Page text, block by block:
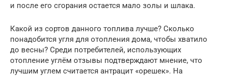
и после его сгорания остается мало золы и шлака.
Какой из сортов данного топлива лучше? Сколько
понадобится угля для отопления дома, чтобы хватило
до весны? Среди потребителей, использующих
отопление углём отзывы подтверждают мнение, что
лучшим углем считается антрацит «орешек». На